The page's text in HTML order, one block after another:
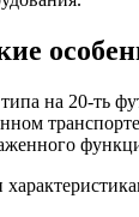
на 20-ть